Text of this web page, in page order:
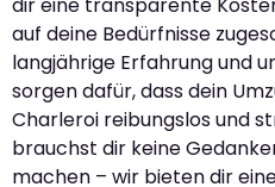
auf deine Bedürfnisse
langjährige Erfahrung und
sorgen dafür, dass dein
Charleroi reibungslos und
brauchst dir keine
machen – wir bieten dir